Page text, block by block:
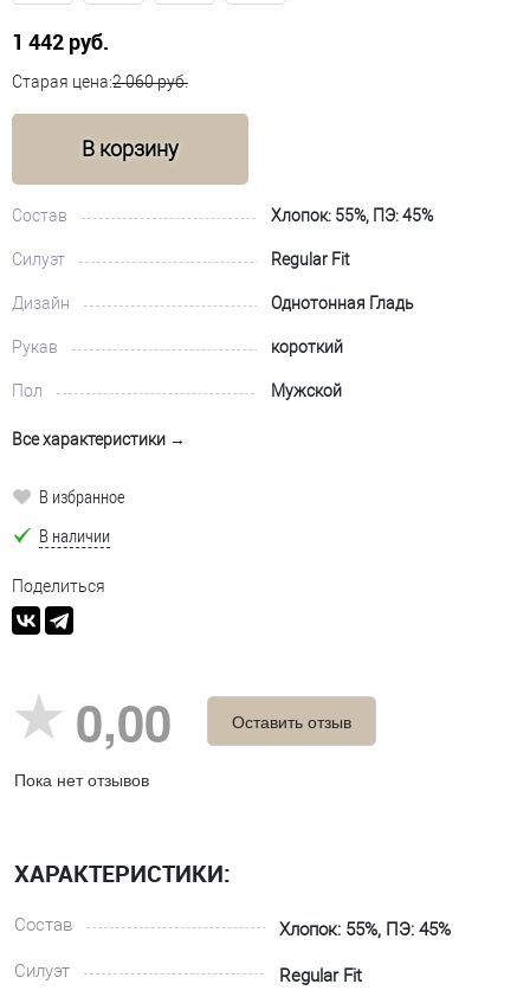
1 442 руб.
Старая цена:2 060 руб.
В корзину
Состав Хлопок: 55%, ПЭ: 45%
Силуэт Regular Fit
Дизайн Однотонная Гладь
Рукав короткий
Пол Мужской
Все характеристики →
В избранное
В наличии
Поделиться
0,00
Пока нет отзывов
Оставить отзыв
ХАРАКТЕРИСТИКИ:
Состав
Хлопок: 55%, ПЭ: 45%
Силуэт
Regular Fit